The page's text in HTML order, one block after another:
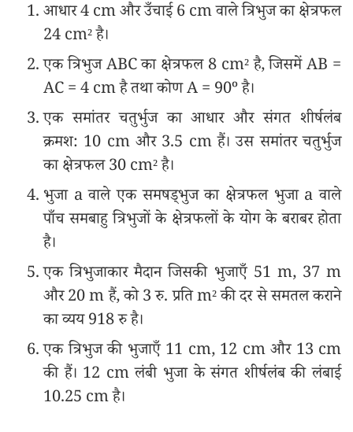
आधार 4 cm और उँचाई 6 cm वाले त्रिभुज का क्षेत्रफल
24 cm² है।
एक त्रिभुज ABC का क्षेत्रफल 8 cm² है, जिसमें AB =
AC = 4 cm है तथा कोण A = 90º है।
एक समांतर चतुर्भुज का आधार और संगत शीर्षलंब
क्रमश: 10 cm और 3.5 cm हैं। उस समांतर चतुर्भुज
का क्षेत्रफल 30 cm² है।
भुजा a वाले एक समषड्‌भुज का क्षेत्रफल भुजा a वाले
पाँच समबाहु त्रिभुजों के क्षेत्रफलों के योग के बराबर होता
है।
एक त्रिभुजाकार मैदान जिसकी भुजाएँ 51 m, 37 m
और 20 m हैं, को 3 रु. प्रति m² की दर से समतल कराने
का व्यय 918 रु है।
एक त्रिभुज की भुजाएँ 11 cm, 12 cm और 13 cm
की हैं। 12 cm लंबी भुजा के संगत शीर्षलंब की लंबाई
10.25 cm है।